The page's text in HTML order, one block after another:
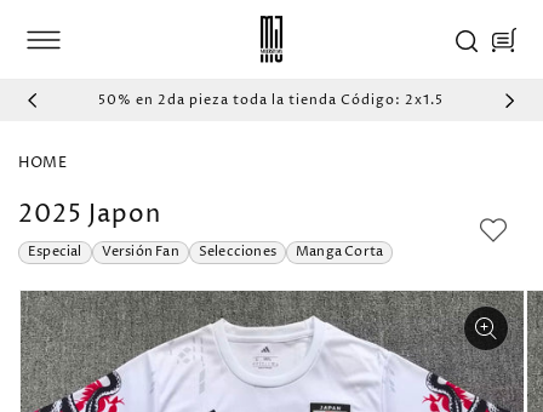
AL CONTENIDO
Carrito
50% en 2da pieza toda la tienda Código: 2x1.5
HOME
2025 Japon
Especial Versión Fan Selecciones Manga Corta
IR
A LA
INFORMACIÓN
DEL PRODUCTO